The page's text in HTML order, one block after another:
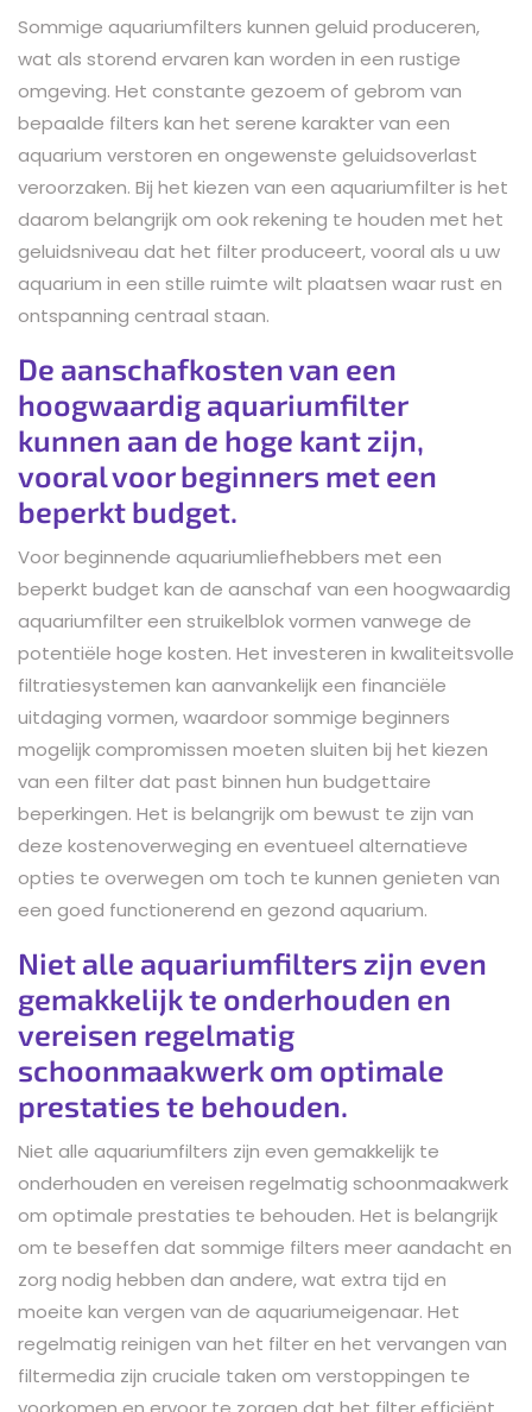
Sommige aquariumfilters kunnen geluid produceren,
wat als storend ervaren kan worden in een rustige
omgeving. Het constante gezoem of gebrom van
bepaalde filters kan het serene karakter van een
aquarium verstoren en ongewenste geluidsoverlast
veroorzaken. Bij het kiezen van een aquariumfilter is het
daarom belangrijk om ook rekening te houden met het
geluidsniveau dat het filter produceert, vooral als u uw
aquarium in een stille ruimte wilt plaatsen waar rust en
ontspanning centraal staan.
De aanschafkosten van een
hoogwaardig aquariumfilter
kunnen aan de hoge kant zijn,
vooral voor beginners met een
beperkt budget.
Voor beginnende aquariumliefhebbers met een
beperkt budget kan de aanschaf van een hoogwaardig
aquariumfilter een struikelblok vormen vanwege de
potentiële hoge kosten. Het investeren in kwaliteitsvolle
filtratiesystemen kan aanvankelijk een financiële
uitdaging vormen, waardoor sommige beginners
mogelijk compromissen moeten sluiten bij het kiezen
van een filter dat past binnen hun budgettaire
beperkingen. Het is belangrijk om bewust te zijn van
deze kostenoverweging en eventueel alternatieve
opties te overwegen om toch te kunnen genieten van
een goed functionerend en gezond aquarium.
Niet alle aquariumfilters zijn even
gemakkelijk te onderhouden en
vereisen regelmatig
schoonmaakwerk om optimale
prestaties te behouden.
Niet alle aquariumfilters zijn even gemakkelijk te
onderhouden en vereisen regelmatig schoonmaakwerk
om optimale prestaties te behouden. Het is belangrijk
om te beseffen dat sommige filters meer aandacht en
zorg nodig hebben dan andere, wat extra tijd en
moeite kan vergen van de aquariumeigenaar. Het
regelmatig reinigen van het filter en het vervangen van
filtermedia zijn cruciale taken om verstoppingen te